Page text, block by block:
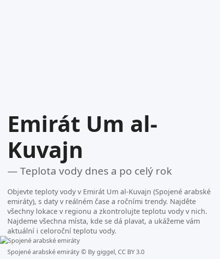
Emirát Um al-
Kuvajn
— Teplota vody dnes a po celý rok
Objevte teploty vody v Emirát Um al-Kuvajn (Spojené arabské
emiráty), s daty v reálném čase a ročními trendy. Najděte
všechny lokace v regionu a zkontrolujte teplotu vody v nich.
Najdeme všechna místa, kde se dá plavat, a ukážeme vám
aktuální i celoroční teplotu vody.
Spojené arabské emiráty © By giggel, CC BY 3.0